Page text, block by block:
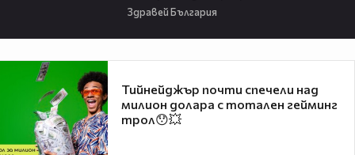
Здравей България
Тийнейджър почти спечели над
милион долара с тотален гейминг
трол😯💥